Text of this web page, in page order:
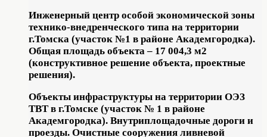
Инженерный центр особой экономической зоны
технико-внедренческого типа на территории
г.Томска (участок №1 в районе Академгородка).
Общая площадь объекта – 17 004,3 м2
(конструктивное решение объекта, проектные
решения).
Объекты инфраструктуры на территории ОЭЗ
ТВТ в г.Томске (участок № 1 в районе
Академгородка). Внутриплощадочные дороги и
проезды. Очистные сооружения ливневой